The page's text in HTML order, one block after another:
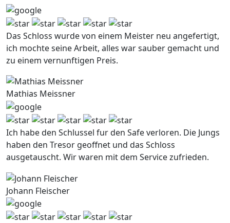
Das Schloss wurde von einem Meister neu angefertigt,
ich mochte seine Arbeit, alles war sauber gemacht und
zu einem vernunftigen Preis.
Mathias Meissner
Ich habe den Schlussel fur den Safe verloren. Die Jungs
haben den Tresor geoffnet und das Schloss
ausgetauscht. Wir waren mit dem Service zufrieden.
Johann Fleischer